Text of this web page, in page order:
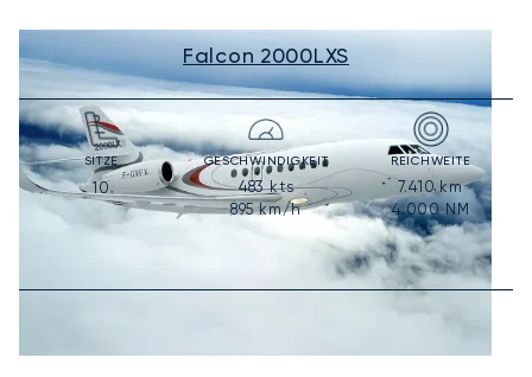
Falcon 2000LXS
SITZE
10
GESCHWINDIGKEIT
483kts
895km/h
REICHWEITE
7.410km
4.000NM